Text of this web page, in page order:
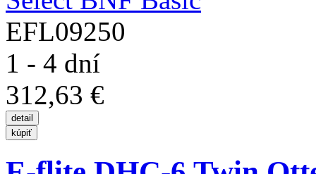
EFL09250
1 - 4 dní
312,63 €